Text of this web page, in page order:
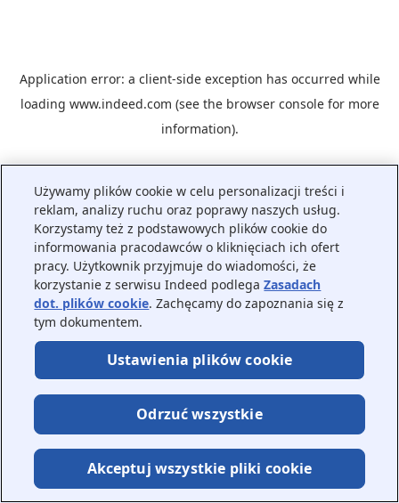
Application error: a client-side exception has occurred while
loading www.indeed.com (see the browser consolefor more
information).
Używamy plików cookie w celu personalizacji treści i
reklam, analizy ruchu oraz poprawy naszych usług.
Korzystamy też z podstawowych plików cookie do
informowania pracodawców o kliknięciach ich ofert
pracy. Użytkownik przyjmuje do wiadomości, że
korzystanie z serwisu Indeed podlegaZasadach
dot. plików cookie. Zachęcamy do zapoznania się z
tym dokumentem.
Ustawienia plików cookie
Odrzuć wszystkie
Akceptuj wszystkie pliki cookie